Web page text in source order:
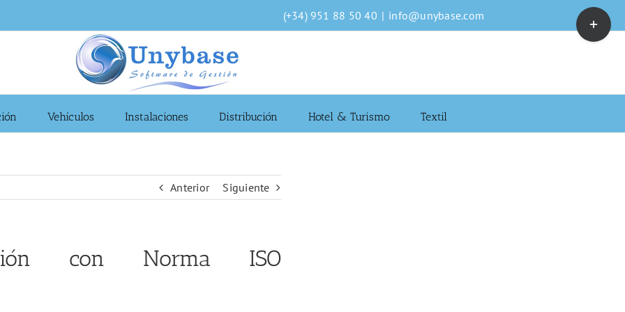
(+34) 951 88 50 40 | info@unybase.com
Vehículos Instalaciones Distribución Hotel & Turismo Textil
Anterior Siguiente
con Norma ISO
Toggle
Sliding